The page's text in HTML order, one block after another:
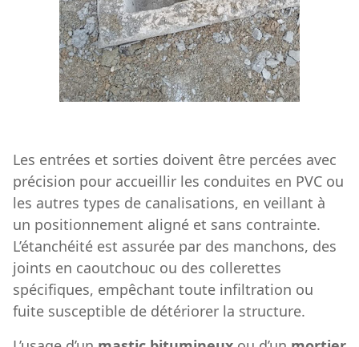
Les entrées et sorties doivent être percées avec
précision pour accueillir les conduites en PVC ou
les autres types de canalisations, en veillant à
un positionnement aligné et sans contrainte.
L’étanchéité est assurée par des manchons, des
joints en caoutchouc ou des collerettes
spécifiques, empêchant toute infiltration ou
fuite susceptible de détériorer la structure.